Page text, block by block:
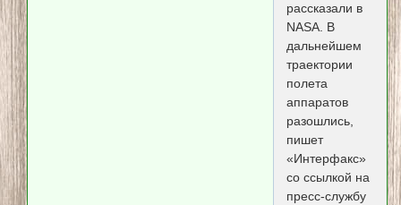
рассказали в
NASA. В
дальнейшем
траектории
полета
аппаратов
разошлись,
пишет
«Интерфакс»
со ссылкой на
пресс-службу